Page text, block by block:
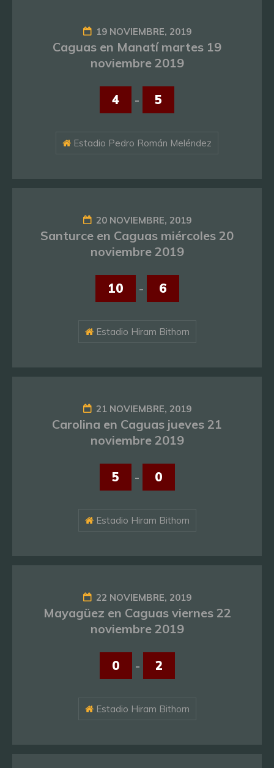
19 NOVIEMBRE, 2019
Caguas en Manatí martes 19
noviembre 2019
4 - 5
Estadio Pedro Román Meléndez
20 NOVIEMBRE, 2019
Santurce en Caguas miércoles 20
noviembre 2019
10 - 6
Estadio Hiram Bithorn
21 NOVIEMBRE, 2019
Carolina en Caguas jueves 21
noviembre 2019
5 - 0
Estadio Hiram Bithorn
22 NOVIEMBRE, 2019
Mayagüez en Caguas viernes 22
noviembre 2019
0 - 2
Estadio Hiram Bithorn